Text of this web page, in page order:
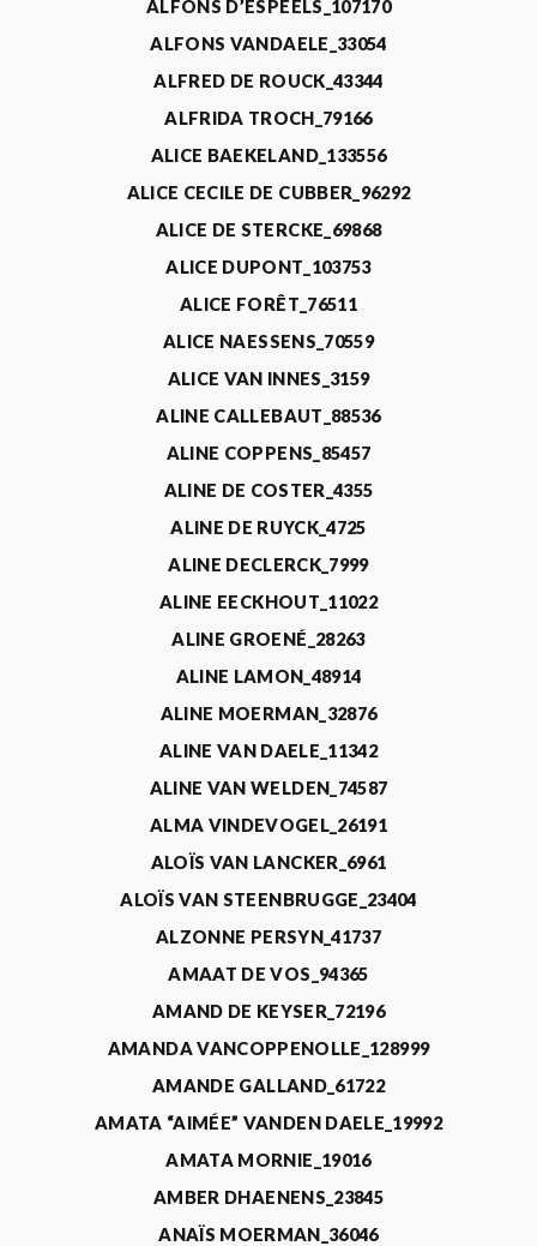
ALFONS D’ESPEELS_107170
ALFONS VANDAELE_33054
ALFRED DE ROUCK_43344
ALFRIDA TROCH_79166
ALICE BAEKELAND_133556
ALICE CECILE DE CUBBER_96292
ALICE DE STERCKE_69868
ALICE DUPONT_103753
ALICE FORÊT_76511
ALICE NAESSENS_70559
ALICE VAN INNES_3159
ALINE CALLEBAUT_88536
ALINE COPPENS_85457
ALINE DE COSTER_4355
ALINE DE RUYCK_4725
ALINE DECLERCK_7999
ALINE EECKHOUT_11022
ALINE GROENÉ_28263
ALINE LAMON_48914
ALINE MOERMAN_32876
ALINE VAN DAELE_11342
ALINE VAN WELDEN_74587
ALMA VINDEVOGEL_26191
ALOÏS VAN LANCKER_6961
ALOÏS VAN STEENBRUGGE_23404
ALZONNE PERSYN_41737
AMAAT DE VOS_94365
AMAND DE KEYSER_72196
AMANDA VANCOPPENOLLE_128999
AMANDE GALLAND_61722
AMATA “AIMÉE” VANDEN DAELE_19992
AMATA MORNIE_19016
AMBER DHAENENS_23845
ANAÏS MOERMAN_36046